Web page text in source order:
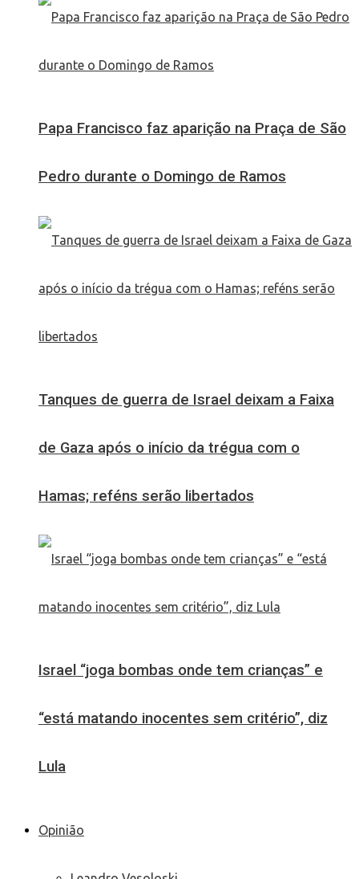
Papa Francisco faz aparição na Praça de São
Pedro durante o Domingo de Ramos
Tanques de guerra de Israel deixam a Faixa
de Gaza após o início da trégua com o
Hamas; reféns serão libertados
Israel “joga bombas onde tem crianças” e
“está matando inocentes sem critério”, diz
Lula
Opinião